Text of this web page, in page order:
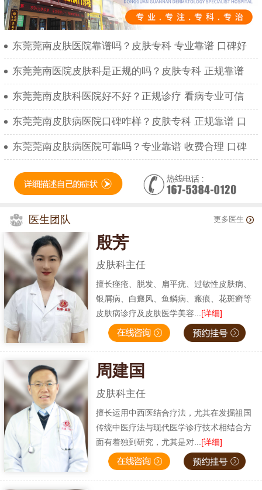
东莞莞南皮肤医院靠谱吗？皮肤专科 专业靠谱 口碑好
东莞莞南医院皮肤科是正规的吗？皮肤专科 正规靠谱
东莞莞南皮肤科医院好不好？正规诊疗 看病专业可信
东莞莞南皮肤病医院口碑咋样？皮肤专科 正规靠谱 口
东莞莞南皮肤病医院可靠吗？专业靠谱 收费合理 口碑
医生团队 更多医生
殷芳
皮肤科主任
擅长痤疮、脱发、扁平疣、过敏性皮肤病、
银屑病、白癜风、鱼鳞病、瘢痕、花斑癣等
皮肤病诊疗及皮肤医学美容... [详细]
周建国
皮肤科主任
擅长运用中西医结合疗法，尤其在发掘祖国
传统中医疗法与现代医学诊疗技术相结合方
面有着独到研究，尤其是对... [详细]